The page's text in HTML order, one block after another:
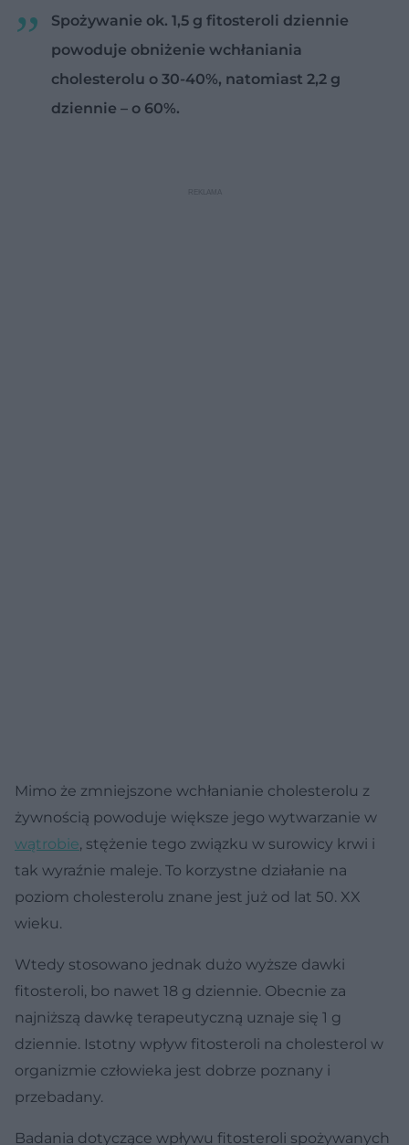
Spożywanie ok. 1,5 g fitosteroli dziennie
powoduje obniżenie wchłaniania
cholesterolu o 30-40%, natomiast 2,2 g
dziennie – o 60%.
Mimo że zmniejszone wchłanianie cholesterolu z
żywnością powoduje większe jego wytwarzanie w
wątrobie, stężenie tego związku w surowicy krwi i
tak wyraźnie maleje. To korzystne działanie na
poziom cholesterolu znane jest już od lat 50. XX
wieku.
Wtedy stosowano jednak dużo wyższe dawki
fitosteroli, bo nawet 18 g dziennie. Obecnie za
najniższą dawkę terapeutyczną uznaje się 1 g
dziennie. Istotny wpływ fitosteroli na cholesterol w
organizmie człowieka jest dobrze poznany i
przebadany.
Badania dotyczące wpływu fitosteroli spożywanych